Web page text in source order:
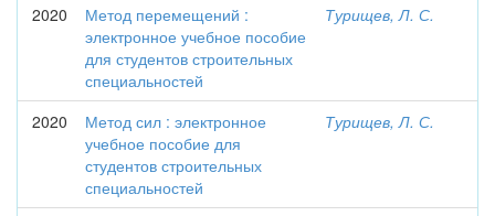
2020
Метод перемещений :
электронное учебное пособие
для студентов строительных
специальностей
Турищев, Л. С.
2020
Метод сил : электронное
учебное пособие для
студентов строительных
специальностей
Турищев, Л. С.